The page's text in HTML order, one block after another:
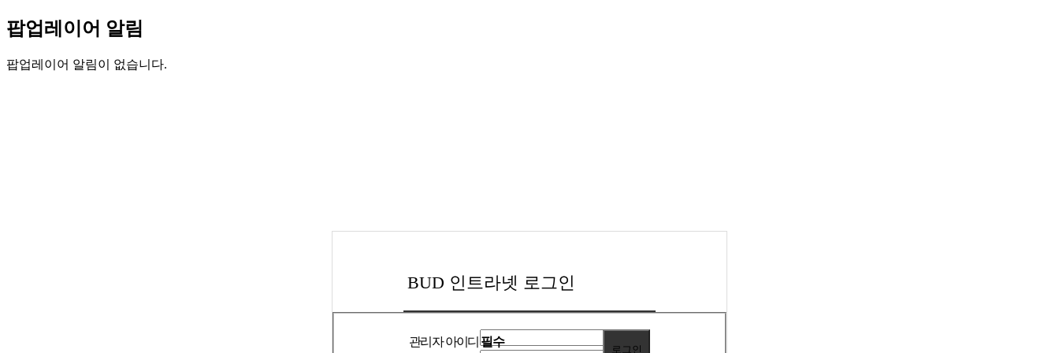
팝업레이어 알림
팝업레이어 알림이 없습니다.
BUD 인트라넷 로그인
관리자 아이디 필수